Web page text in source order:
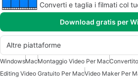
Converti e taglia i filmati col
Download gratis per
Altre piattaforme
WindowsMacMontaggio Video Per Mac
Editing Video Gratuito Per MacVideo Maker Per